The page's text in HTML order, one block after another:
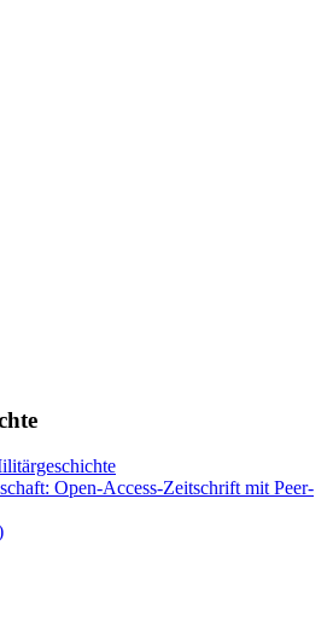
Open-Access-Zeitschrift mit Peer-